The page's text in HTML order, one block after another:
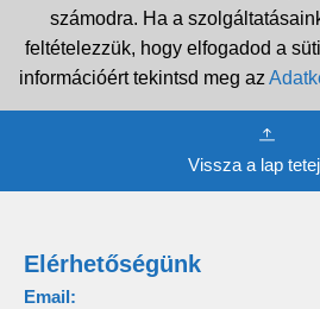
számodra. Ha a
feltételezzük, hogy elfogadod a
információért tekintsd meg az
Vissza a lap
Elérhetőségünk
Email: